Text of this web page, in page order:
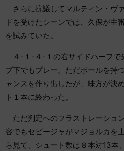
さらに抗議してマルティン・ヴ
ドを受けたシーンでは、久保が主
を試みていた。
４-１-４-１の右サイドハーフで
プ下でもプレー。ただボールを持
ャンスを作り出したが、味方が決
ト１本に終わった。
ただ判定へのフラストレーショ
容でもセビージャがマジョルカを
ら見て、シュート数は８本対13本